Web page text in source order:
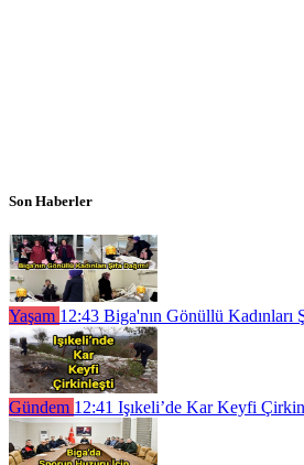
Son Haberler
Yaşam 12:43 Biga'nın Gönüllü Kadınları
Gündem 12:41 Işıkeli’de Kar Keyfi